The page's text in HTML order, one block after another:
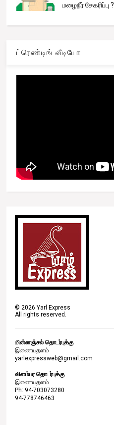
மழைநீர் சேகரிப்பு ?
ட்ரெண்டிங் வீடியோ
©2026 Yarl Express
All rights reserved.
மின்னஞ்சல் தொடர்புக்கு
இணையதளம்
yarlexpressweb@gmail.com
விளம்பர தொடர்புக்கு
இணையதளம்
Ph: 94-703073280
94-778746463